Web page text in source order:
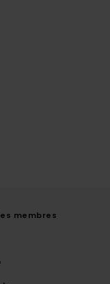
membres